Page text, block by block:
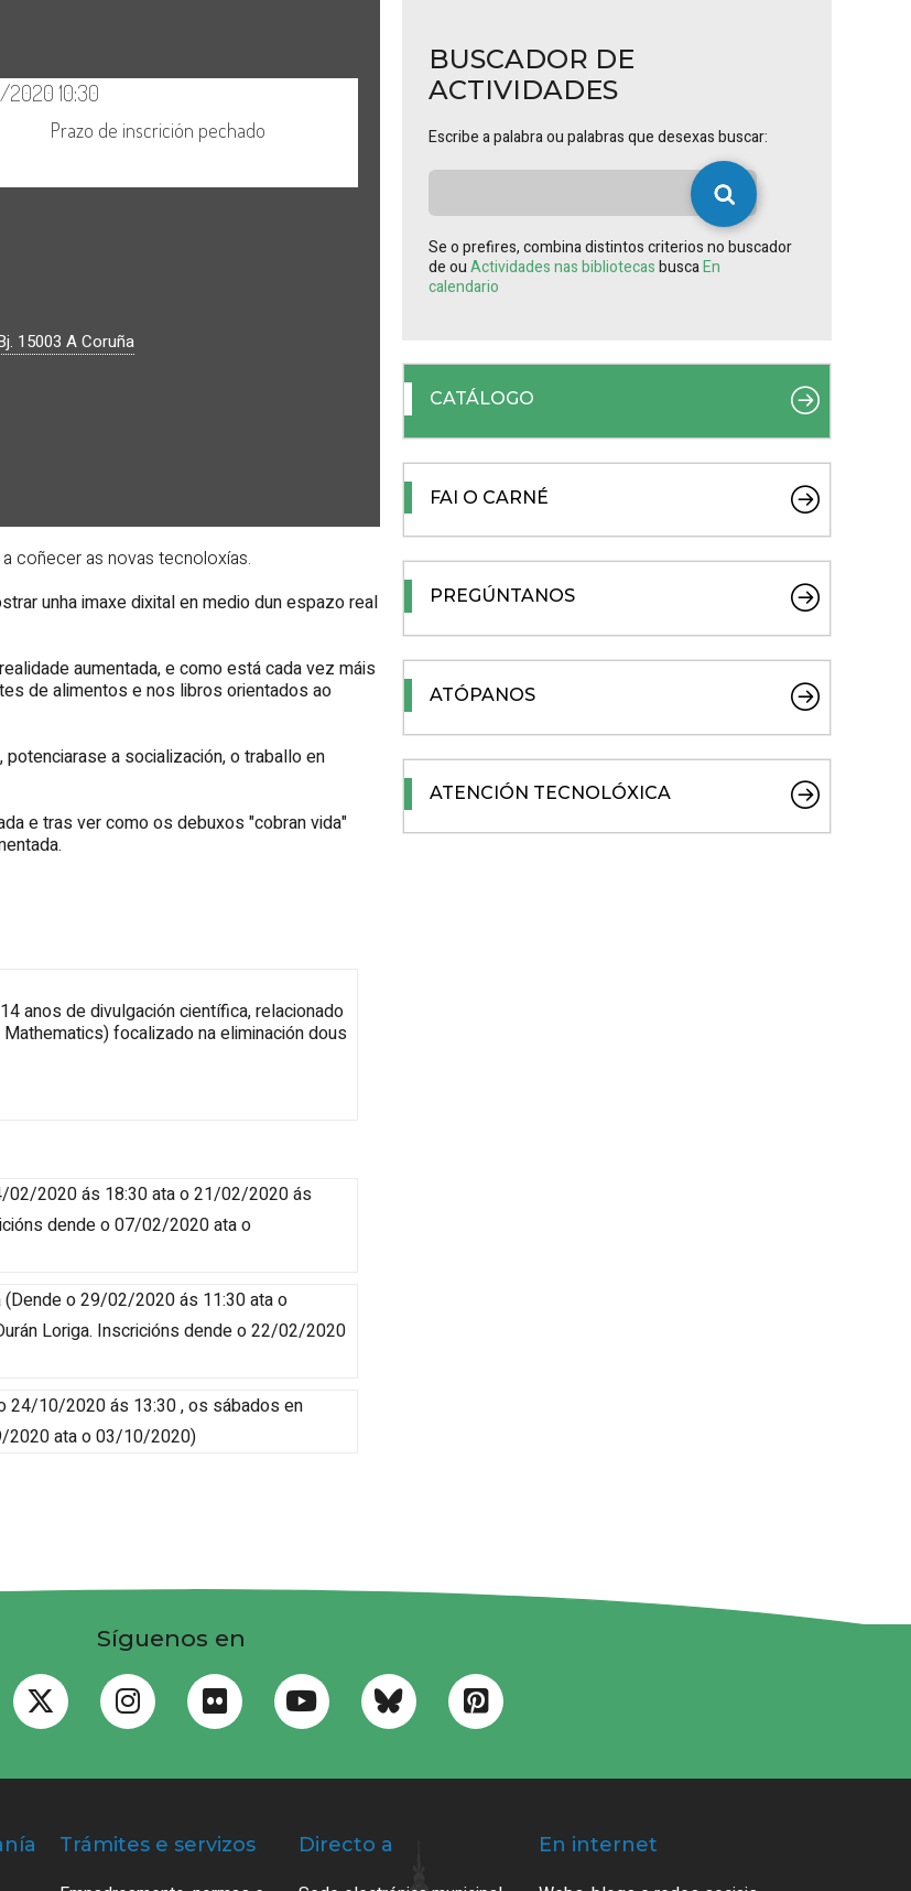
15003 A Coruña
coñecer as novas tecnoloxías.
unha imaxe dixital en medio dun espazo real
aumentada, e como está cada vez máis
de alimentos e nos libros orientados ao
a socialización, o traballo en
e tras ver como os debuxos "cobran vida"
anos de divulgación científica, relacionado
focalizado na eliminación dous
02/2020 ás 18:30 ata o 21/02/2020 ás
dende o 07/02/2020 ata o
(Dende o 29/02/2020 ás 11:30 ata o
Loriga. Inscricións dende o 22/02/2020
24/10/2020 ás 13:30 , os sábados en
2020 ata o 03/10/2020)
BUSCADOR DE
ACTIVIDADES
Escribe a palabra ou palabras que desexas buscar:
Se o prefires, combina distintos criterios no buscador
de ouActividades nas bibliotecasbuscaEn
calendario
CATÁLOGO
FAI O CARNÉ
PREGÚNTANOS
ATÓPANOS
ATENCIÓN TECNOLÓXICA
Síguenos en
Trámites e servizos Directo a En internet